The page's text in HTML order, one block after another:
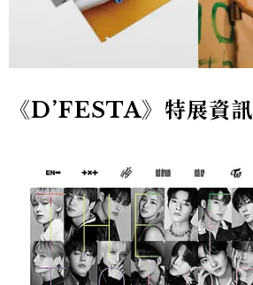
《D’FESTA》特展資訊